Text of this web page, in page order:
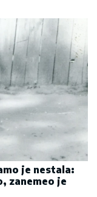
je nestala:
zanemeo je